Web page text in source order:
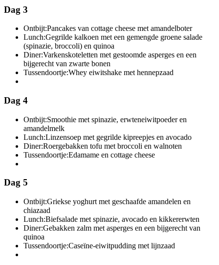
Dag 3
Ontbijt:Pancakes van cottage cheese met amandelboter
Lunch:Gegrilde kalkoen met een gemengde groene salade
(spinazie, broccoli) en quinoa
Diner:Varkenskoteletten met gestoomde asperges en een
bijgerecht van zwarte bonen
Tussendoortje:Whey eiwitshake met hennepzaad
Dag 4
Ontbijt:Smoothie met spinazie, erwteneiwitpoeder en
amandelmelk
Lunch:Linzensoep met gegrilde kipreepjes en avocado
Diner:Roergebakken tofu met broccoli en walnoten
Tussendoortje:Edamame en cottage cheese
Dag 5
Ontbijt:Griekse yoghurt met geschaafde amandelen en
chiazaad
Lunch:Biefsalade met spinazie, avocado en kikkererwten
Diner:Gebakken zalm met asperges en een bijgerecht van
quinoa
Tussendoortje:Caseïne-eiwitpudding met lijnzaad